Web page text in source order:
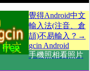
覺得Android中文
輸入法(注音、倉
頡)不易輸入？→
gcin Android
手機照相看照片